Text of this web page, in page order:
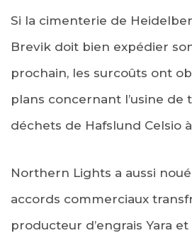
Si la cimenterie de
Brevik doit bien expédier son
prochain, les surcoûts ont
plans concernant l’usine de
déchets de Hafslund Celsio
Northern Lights a aussi
accords commerciaux
producteur d’engrais Yara